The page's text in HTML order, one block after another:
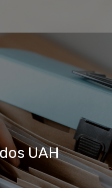
UAH